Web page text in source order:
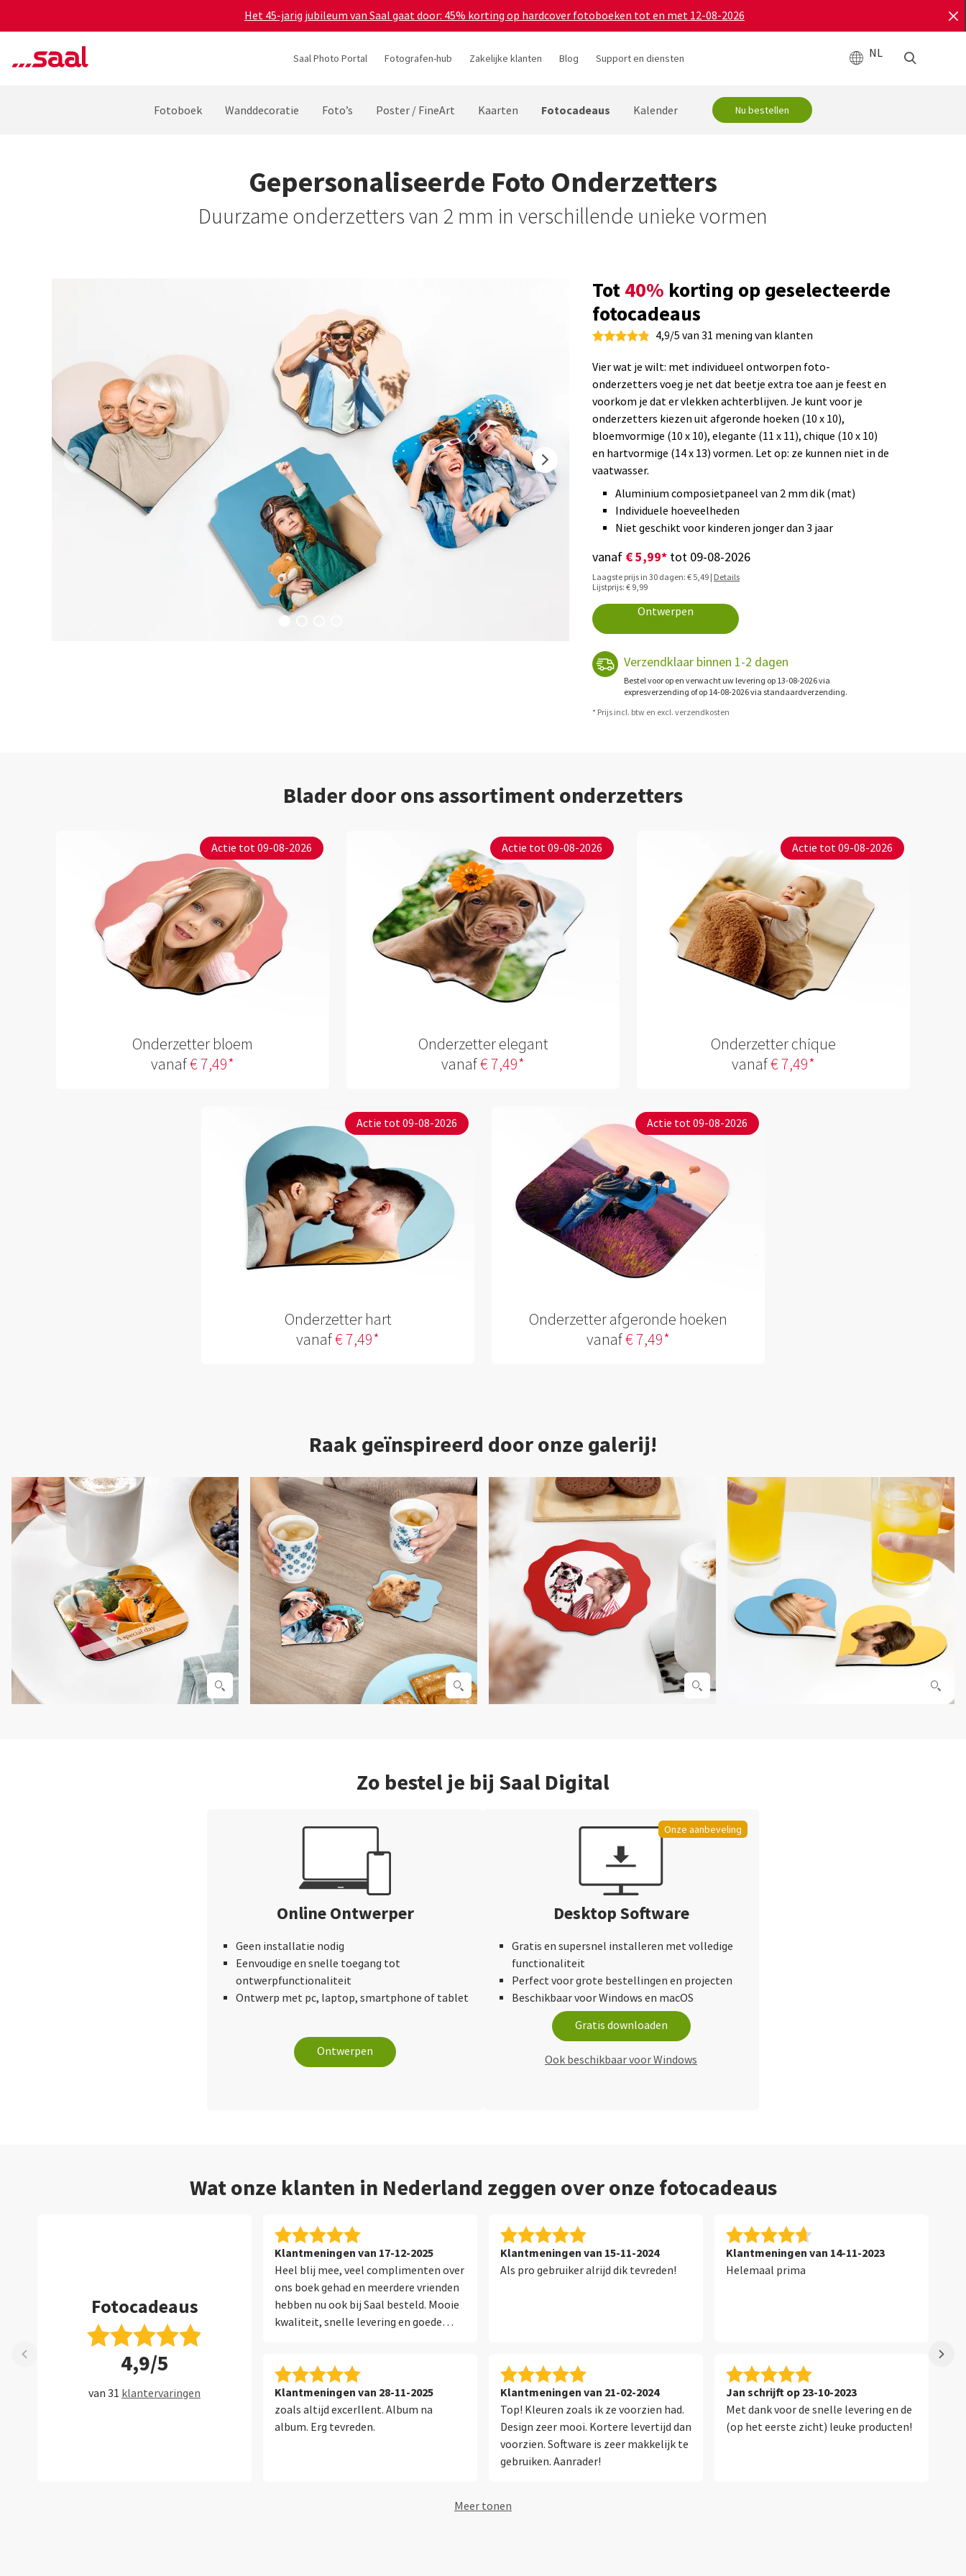
Het 45-jarig jubileum van Saal gaat door: 45% korting op hardcover fotoboeken tot en met 12-08-2026
Saal Photo Portal Fotografen-hub Zakelijke klanten Blog Support en diensten NL
Fotoboek Wanddecoratie Foto’s Poster / FineArt Kaarten Fotocadeaus Kalender Nu bestellen
Gepersonaliseerde Foto Onderzetters
Duurzame onderzetters van 2 mm in verschillende unieke vormen
Tot40% korting op geselecteerde
fotocadeaus
4,9/5 van 31 mening van klanten
Vier wat je wilt: met individueel ontworpen foto-
onderzetters voeg je net dat beetje extra toe aan je feest en
voorkom je dat er vlekken achterblijven. Je kunt voor je
onderzetters kiezen uit afgeronde hoeken (10 x 10),
bloemvormige (10 x 10), elegante (11 x 11), chique (10 x 10)
en hartvormige (14 x 13) vormen. Let op: ze kunnen niet in de
vaatwasser.
Aluminium composietpaneel van 2 mm dik (mat)
Individuele hoeveelheden
Niet geschikt voor kinderen jonger dan 3 jaar
vanaf € 5,99* tot 09-08-2026
Laagste prijs in 30 dagen: € 5,49 | Details
Lijstprijs: € 9,99
Ontwerpen
Verzendklaar binnen 1-2 dagen
Bestel voor op en verwacht uw levering op 13-08-2026 via
expresverzending of op 14-08-2026 via standaardverzending.
* Prijs incl. btw en excl. verzendkosten
Blader door ons assortiment onderzetters
Actie tot 09-08-2026
Onderzetter bloem
vanaf€ 7,49*
Actie tot 09-08-2026
Onderzetter elegant
vanaf€ 7,49*
Actie tot 09-08-2026
Onderzetter chique
vanaf€ 7,49*
Actie tot 09-08-2026
Onderzetter hart
vanaf€ 7,49*
Actie tot 09-08-2026
Onderzetter afgeronde hoeken
vanaf€ 7,49*
Raak geïnspireerd door onze galerij!
Zo bestel je bij Saal Digital
Online Ontwerper
Geen installatie nodig
Eenvoudige en snelle toegang tot
ontwerpfunctionaliteit
Ontwerp met pc, laptop, smartphone of tablet
Ontwerpen
Onze aanbeveling
Desktop Software
Gratis en supersnel installeren met volledige
functionaliteit
Perfect voor grote bestellingen en projecten
Beschikbaar voor Windows en macOS
Gratis downloaden
Ook beschikbaar voor Windows
Wat onze klanten in Nederland zeggen over onze fotocadeaus
Fotocadeaus
4,9/5
van 31 klantervaringen
Klantmeningen van 17-12-2025
Heel blij mee, veel complimenten over
ons boek gehad en meerdere vrienden
hebben nu ook bij Saal besteld. Mooie
kwaliteit, snelle levering en goede
Klantmeningen van 28-11-2025
zoals altijd excerllent. Album na
album. Erg tevreden.
Klantmeningen van 15-11-2024
Als pro gebruiker alrijd dik tevreden!
Klantmeningen van 21-02-2024
Top! Kleuren zoals ik ze voorzien had.
Design zeer mooi. Kortere levertijd dan
voorzien. Software is zeer makkelijk te
gebruiken. Aanrader!
Klantmeningen van 14-11-2023
Helemaal prima
Jan schrijft op 23-10-2023
Met dank voor de snelle levering en de
(op het eerste zicht) leuke producten!
Meer tonen